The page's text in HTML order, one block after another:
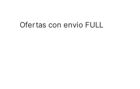
Ofertas con envio FULL